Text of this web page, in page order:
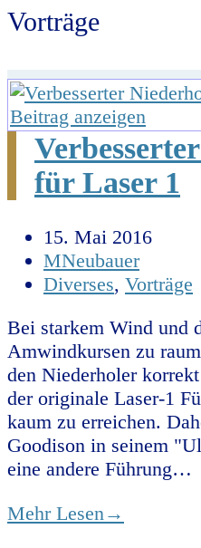
Vorträge
Beitrag anzeigen
für Laser 1
15. Mai 2016
MNeubauer
Diverses, Vorträge
Bei starkem Wind und
Amwindkursen zu
den Niederholer
der originale Laser-1
kaum zu erreichen.
Goodison in seinem
eine andere Führung…
Mehr Lesen →